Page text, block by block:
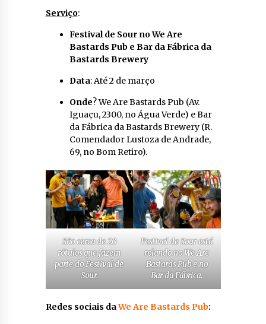
Serviço:
Festival de Sour no We Are
Bastards Pub e Bar da Fábrica da
Bastards Brewery
Data: Até 2 de março
Onde? We Are Bastards Pub (Av.
Iguaçu, 2300, no Água Verde) e Bar
da Fábrica da Bastards Brewery (R.
Comendador Lustoza de Andrade,
69, no Bom Retiro).
São cerca de 20
rótulos que fazem
parte do Festival de
Sour.
Festival de Sour está
rolando no We Are
Bastards Pub e no
Bar da Fábrica.
Redes sociais daWe Are Bastards Pub: